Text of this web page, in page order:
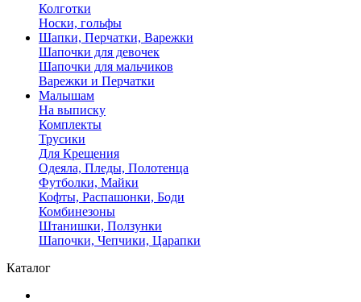
Колготки
Носки, гольфы
Шапки, Перчатки, Варежки
Шапочки для девочек
Шапочки для мальчиков
Варежки и Перчатки
Малышам
На выписку
Комплекты
Трусики
Для Крещения
Одеяла, Пледы, Полотенца
Футболки, Майки
Кофты, Распашонки, Боди
Комбинезоны
Штанишки, Ползунки
Шапочки, Чепчики, Царапки
Каталог